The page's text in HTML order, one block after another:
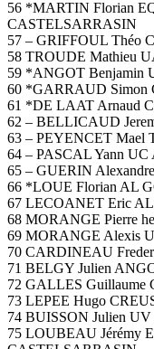
56 *MARTIN Florian
CASTELSARRASIN
57 – GRIFFOUL Théo
58 TROUDE Mathieu
59 *ANGOT Benjamin
60 *GARRAUD Simon
61 *DE LAAT Arnaud
62 – BELLICAUD
63 – PEYENCET Mael
64 – PASCAL Yann
65 – GUERIN
66 *LOUE Florian AL
67 LECOANET Eric
68 MORANGE Pierre
69 MORANGE Alexis
70 CARDINEAU
71 BELGY Julien
72 GALLES
73 LEPEE Hugo
74 BUISSON Julien
75 LOUBEAU Jérémy